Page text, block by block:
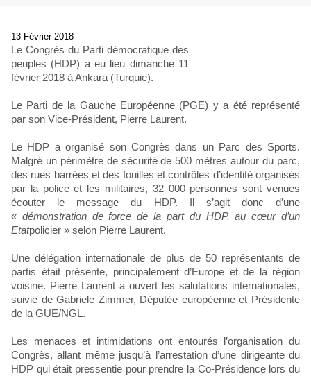
13 Février 2018
Le Congrès du Parti démocratique des
peuples (HDP) a eu lieu dimanche 11
février 2018 à Ankara (Turquie).
Le Parti de la Gauche Européenne (PGE) y a été représenté
par son Vice-Président, Pierre Laurent.
Le HDP a organisé son Congrès dans un Parc des Sports.
Malgré un périmètre de sécurité de 500 mètres autour du parc,
des rues barrées et des fouilles et contrôles d’identité organisés
par la police et les militaires, 32 000 personnes sont venues
écouter le message du HDP. Il s’agit donc d’une
« démonstration de force de la part du HDP, au cœur d’un
Etatpolicier » selon Pierre Laurent.
Une délégation internationale de plus de 50 représentants de
partis était présente, principalement d’Europe et de la région
voisine. Pierre Laurent a ouvert les salutations internationales,
suivie de Gabriele Zimmer, Députée européenne et Présidente
de la GUE/NGL.
Les menaces et intimidations ont entourés l’organisation du
Congrès, allant même jusqu’à l’arrestation d’une dirigeante du
HDP qui était pressentie pour prendre la Co-Présidence lors du